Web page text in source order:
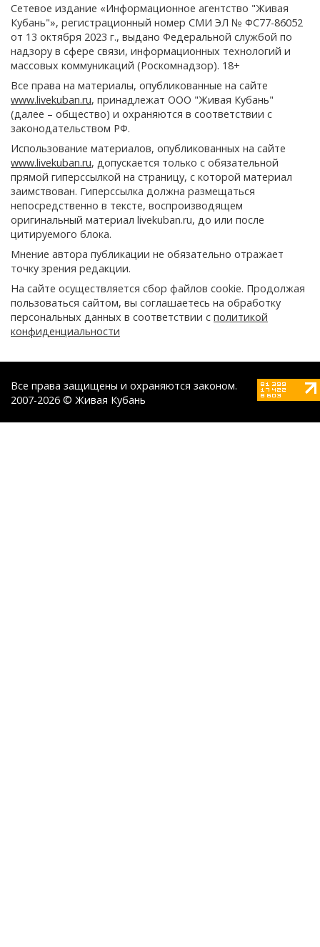
Сетевое издание «Информационное агентство "Живая
Кубань"», регистрационный номер СМИ ЭЛ № ФС77-86052
от 13 октября 2023 г., выдано Федеральной службой по
надзору в сфере связи, информационных технологий и
массовых коммуникаций (Роскомнадзор). 18+
Все права на материалы, опубликованные на сайте
www.livekuban.ru, принадлежат ООО "Живая Кубань"
(далее – общество) и охраняются в соответствии с
законодательством РФ.
Использование материалов, опубликованных на сайте
www.livekuban.ru, допускается только с обязательной
прямой гиперссылкой на страницу, с которой материал
заимствован. Гиперссылка должна размещаться
непосредственно в тексте, воспроизводящем
оригинальный материал livekuban.ru, до или после
цитируемого блока.
Мнение автора публикации не обязательно отражает
точку зрения редакции.
На сайте осуществляется сбор файлов cookie. Продолжая
пользоваться сайтом, вы соглашаетесь на обработку
персональных данных в соответствии с политикой
конфиденциальности
Все права защищены и охраняются законом.
2007-2026 © Живая Кубань